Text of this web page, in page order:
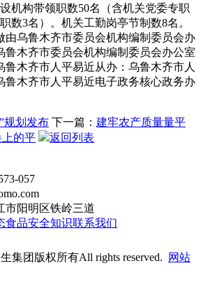
机构带领职数50名（含机关党委专职
数3名）。机关工勤岗亭节制数8名。
由乌鲁木齐市委员会机构编制委员会办
鲁木齐市委员会机构编制委员会办公室
鲁木齐市人平易近从办：乌鲁木齐市人
鲁木齐市人平易近电子政务核心政务办
规划发布 下一篇： 建牢农产质量量平
的平
返回列表
057
市阳明区铁岭三道
食品安全知识联系我们
集团版权所有All rights reserved.
网站